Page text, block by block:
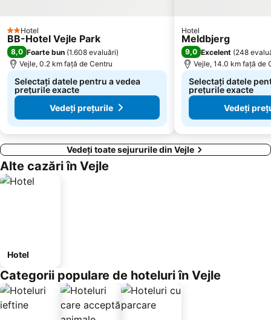
2 Stele
Hotel
BB-Hotel Vejle Park
8,0 Foarte bun (1.608 evaluări)
Vejle, 0.2 km faţă de Centru
Selectați datele pentru a vedea
prețurile exacte
Vedeți prețurile
Hotel
Meldbjerg
9,0 Excelent (248
Vejle, 14.0 km faţă de
Selectați datele
prețurile exacte
Vedeți
Vedeți toate sejururile din Vejle
Alte cazări în Vejle
Hotel
Categorii populare de hoteluri în Vejle